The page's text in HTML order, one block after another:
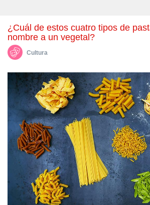
¿Cuál de estos cuatro tipos de pasta debe su
nombre a un vegetal?
Cultura